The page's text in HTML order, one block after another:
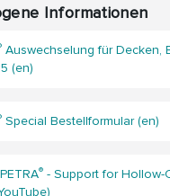
Informationen
Auswechselung für Decken,
(en)
Special Bestellformular (en)
® - Support for Hollow-